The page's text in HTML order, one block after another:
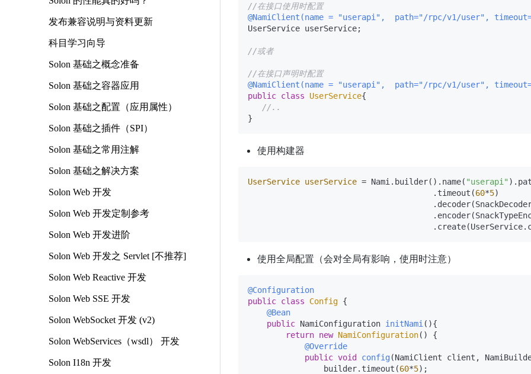
发布兼容说明与资料更新
科目学习向导
Solon 基础之概念准备
Solon 基础之容器应用
Solon 基础之配置（应用属性）
Solon 基础之插件（SPI）
Solon 基础之常用注解
Solon 基础之解决方案
Solon Web 开发
Solon Web 开发定制参考
Solon Web 开发进阶
Solon Web 开发之 Servlet [不推荐]
Solon Web Reactive 开发
Solon Web SSE 开发
Solon WebSocket 开发 (v2)
Solon WebServices（wsdl） 开发
Solon I18n 开发
//在接口使用时配置
@NamiClient(name = "userapi",  path="/rpc/v1/user",
UserService userService;
//或者
//在接口声明时配置
@NamiClient(name = "userapi",  path="/rpc/v1/user",
public class UserService{
//..
使用构建器
UserService userService = Nami.builder().name( "userapi"
                                       .timeout(
60*5)
使用全局配置（会对全局有影响，使用时注意）
@Configuration
public class Config {
@Bean
public NamiConfiguration initNami (){
return new NamiConfiguration() {
@Override
public void config (NamiClient client,
                builder.timeout(
60*5);